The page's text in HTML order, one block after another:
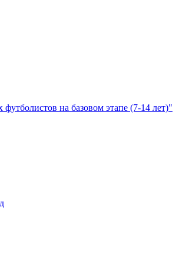
на базовом этапе (7-14 лет)"